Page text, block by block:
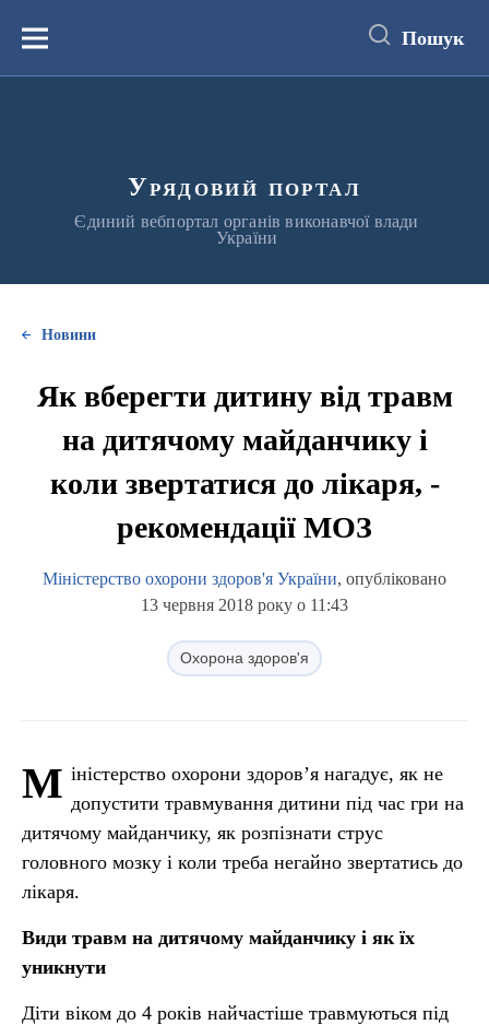
вмістуМеню Пошук
Урядовий портал
Єдиний вебпортал органів виконавчої влади
України
Новини
Як вберегти дитину від травм
на дитячому майданчику і
коли звертатися до лікаря, -
рекомендації МОЗ
Міністерство охорони здоров'я України, опубліковано
13 червня 2018 року о 11:43
Охорона здоров'я
М іністерство охорони здоров’я нагадує, як не
допустити травмування дитини під час гри на
дитячому майданчику, як розпізнати струс
головного мозку і коли треба негайно звертатись до
лікаря.
Види травм на дитячому майданчику і як їх
уникнути
Діти віком до 4 років найчастіше травмуються під